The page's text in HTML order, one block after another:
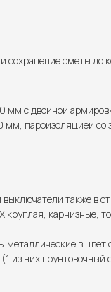
сметы до
с двойной
пароизоляцией со
также в
карнизные,
в цвет
них грунтовочный